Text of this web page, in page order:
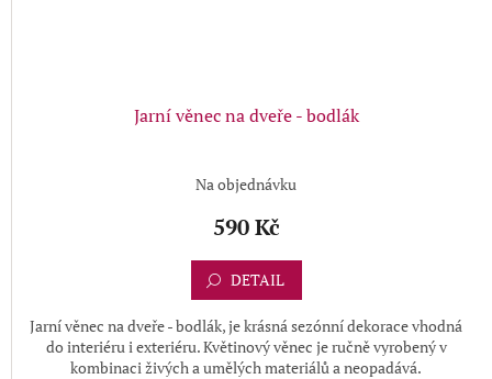
Jarní věnec na dveře - bodlák
Na objednávku
590 Kč
DETAIL
Jarní věnec na dveře - bodlák, je krásná sezónní dekorace vhodná
do interiéru i exteriéru. Květinový věnec je ručně vyrobený v
kombinaci živých a umělých materiálů a neopadává.